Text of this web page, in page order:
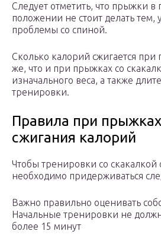
Следует отметить, что прыжки в
положении не стоит делать тем,
проблемы со спиной.
Сколько калорий сжигается при
же, что и при прыжках со
изначального веса, а также
тренировки.
Правила при
сжигания калорий
Чтобы тренировки со скакалкой
необходимо придерживаться
Важно правильно оценивать
Начальные тренировки не
более 15 минут